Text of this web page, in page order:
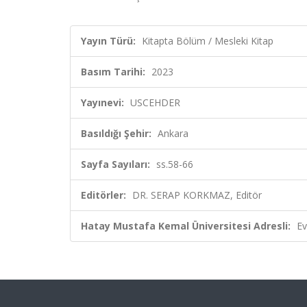
Yayın Türü: Kitapta Bölüm / Mesleki Kitap
Basım Tarihi: 2023
Yayınevi: USCEHDER
Basıldığı Şehir: Ankara
Sayfa Sayıları: ss.58-66
Editörler: DR. SERAP KORKMAZ, Editör
Hatay Mustafa Kemal Üniversitesi Adresli: